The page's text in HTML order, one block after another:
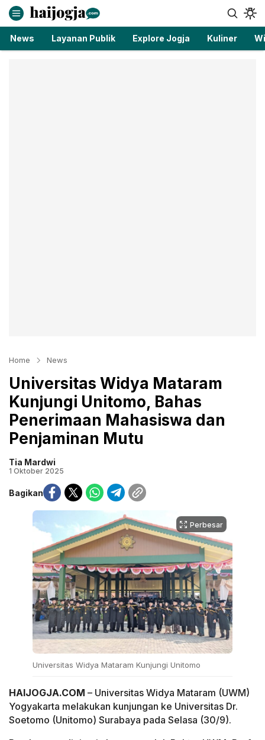
haijogja.com
Berita Jogja Terbaru dan Terkini
News Layanan Publik Explore Jogja Kuliner
Home News
Universitas Widya Mataram
Kunjungi Unitomo, Bahas
Penerimaan Mahasiswa dan
Penjaminan Mutu
Tia Mardwi
1 Oktober 2025
Bagikan
Perbesar
Universitas Widya Mataram Kunjungi Unitomo
HAIJOGJA.COM – Universitas Widya Mataram (UWM)
Yogyakarta melakukan kunjungan ke Universitas Dr.
Soetomo (Unitomo) Surabaya pada Selasa (30/9).